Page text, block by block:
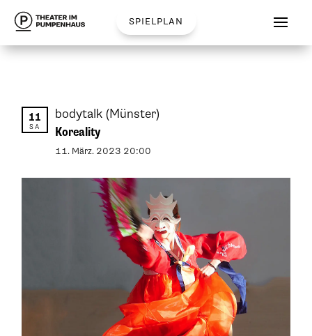
spielplan
11
SA
bodytalk(Münster)
Koreality
11. März. 2023 20:00